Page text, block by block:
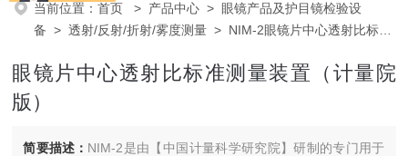
当前位置：首页 > 产品中心 > 眼镜产品及护目镜检验设
备 >透射/反射/折射/雾度测量 > NIM-2眼镜片中心透射比标准
眼镜片中心透射比标准测量装置（计量院
版）
简要描述： NIM-2是由【中国计量科学研究院】研制的专门用于